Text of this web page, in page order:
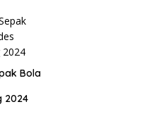
Bola
2024